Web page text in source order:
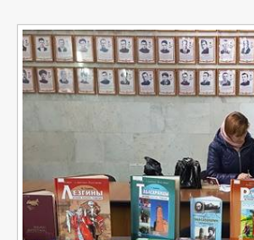
КАТАЛОГ УСЛУГ
СЛУЖБА ПО КОНТРАКТУ